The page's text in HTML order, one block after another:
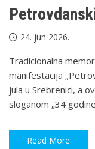
24. jun 2026.
Tradicionalna
manifestacija
jula u Srebrenici, a
sloganom „34
Read More